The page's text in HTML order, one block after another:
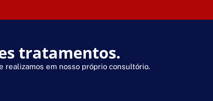
tratamentos.
em nosso próprio consultório.